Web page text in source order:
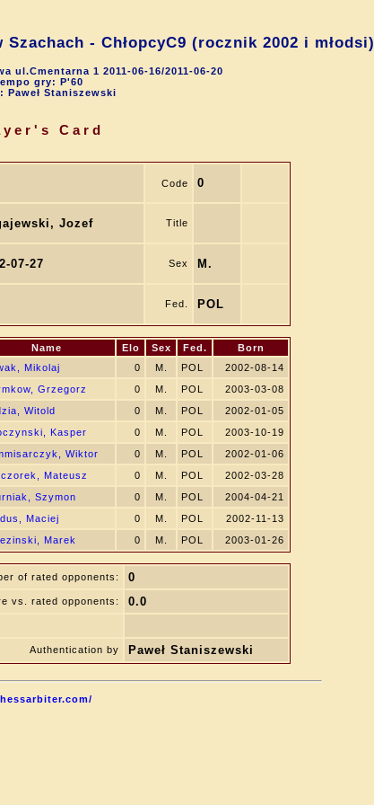
- ChłopcyC9 (rocznik 2002 i młodsi)
ul.Cmentarna 1 2011-06-16/2011-06-20
gry: P'60
Paweł Staniszewski
Card
Code 0
Jozef Title
07-27 Sex M.
Fed. POL
Name Elo Sex Fed.
Born
Mikolaj 0 M. POL
2002-08-14
Grzegorz 0 M. POL
2003-03-08
Witold 0 M. POL
2002-01-05
Kasper 0 M. POL
2003-10-19
Wiktor 0 M. POL
2002-01-06
Mateusz 0 M. POL
2002-03-28
Szymon 0 M. POL
2004-04-21
Maciej 0 M. POL
2002-11-13
Marek 0 M. POL 2003-01-26
of rated opponents: 0
vs. rated opponents: 0.0
Authentication by Paweł Staniszewski